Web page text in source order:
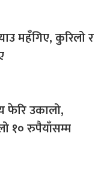
महँगिए, कुरिलो र
फेरि उकालो,
१० रुपैयाँसम्म